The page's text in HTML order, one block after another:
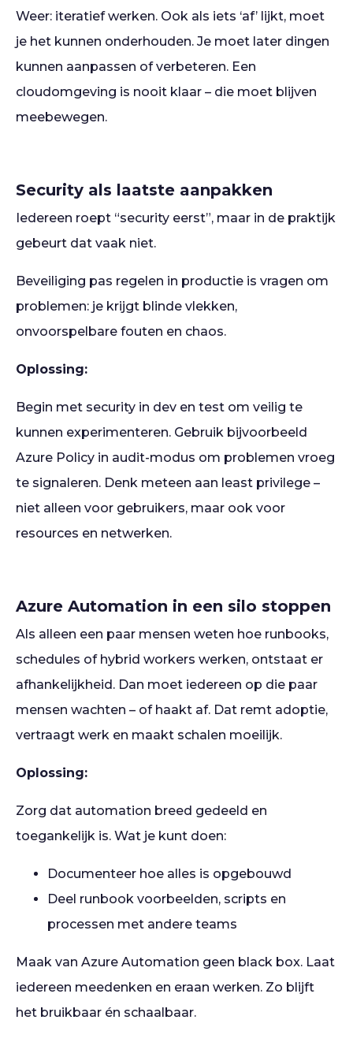
Weer: iteratief werken. Ook als iets ‘af’ lijkt, moet
je het kunnen onderhouden. Je moet later dingen
kunnen aanpassen of verbeteren. Een
cloudomgeving is nooit klaar – die moet blijven
meebewegen.
Security als laatste aanpakken
Iedereen roept “security eerst”, maar in de praktijk
gebeurt dat vaak niet.
Beveiliging pas regelen in productie is vragen om
problemen: je krijgt blinde vlekken,
onvoorspelbare fouten en chaos.
Oplossing:
Begin met security in dev en test om veilig te
kunnen experimenteren. Gebruik bijvoorbeeld
Azure Policy in audit-modus om problemen vroeg
te signaleren. Denk meteen aan least privilege –
niet alleen voor gebruikers, maar ook voor
resources en netwerken.
Azure Automation in een silo stoppen
Als alleen een paar mensen weten hoe runbooks,
schedules of hybrid workers werken, ontstaat er
afhankelijkheid. Dan moet iedereen op die paar
mensen wachten – of haakt af. Dat remt adoptie,
vertraagt werk en maakt schalen moeilijk.
Oplossing:
Zorg dat automation breed gedeeld en
toegankelijk is. Wat je kunt doen:
Documenteer hoe alles is opgebouwd
Deel runbook voorbeelden, scripts en
processen met andere teams
Maak van Azure Automation geen black box. Laat
iedereen meedenken en eraan werken. Zo blijft
het bruikbaar én schaalbaar.